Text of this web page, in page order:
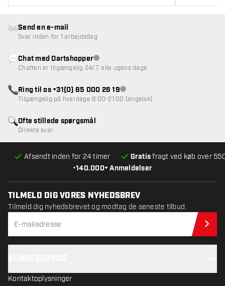
•140.000+ Anmeldelser
Afsendt inden for 24 timer Gratisfragt ved køb over
Ofte stillede spørgsmål
Direkte svar
Send en e-mail
Svar inden for 1 arbejdsdag
Chat med DartshopperKundeservice ikke tilgængelig
Chatten er tilgængelig 24/7, alle ugens dage
Ring til os +31(0) 85 000 26 19Kundeservice ikke tilgængelig
Tilgængelig på hverdage 8:00-21:00 (engelsk)
TILMELD DIG VORES NYHEDSBREV
Tilmeld dig nyhedsbrevet og modtag de seneste tilbud.
Kontaktoplysninger